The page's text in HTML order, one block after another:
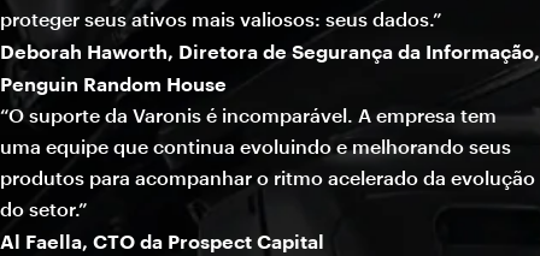
proteger seus ativos mais valiosos: seus dados.”
Deborah Haworth, Diretora de Segurança da Informação,
Penguin Random House
“O suporte da Varonis é incomparável. A empresa tem
uma equipe que continua evoluindo e melhorando seus
produtos para acompanhar o ritmo acelerado da evolução
do setor.”
Al Faella, CTO da Prospect Capital